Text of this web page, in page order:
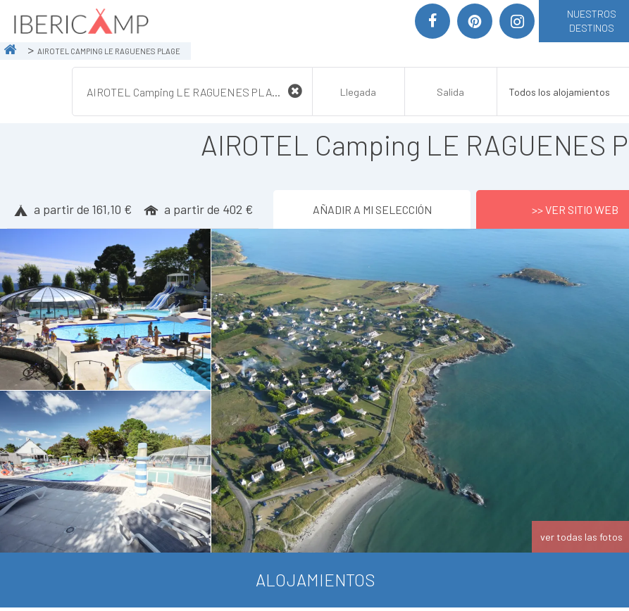
NUESTROS
DESTINOS
AIROTEL CAMPING LE RAGUENES PLAGE
AIROTEL Camping LE RAGUENES
a partir de 161,10 € a partir de 402 € AÑADIR A MI SELECCIÓN >> VER SITIO WEB
ver todas las fotos
ALOJAMIENTOS